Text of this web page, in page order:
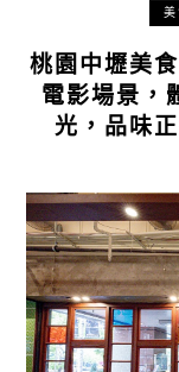
美
桃園中壢美
電影場景，
光，品味